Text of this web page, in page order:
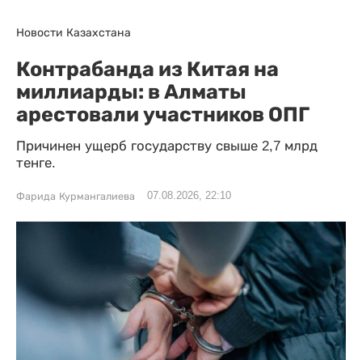
Новости Казахстана
Контрабанда из Китая на
миллиарды: в Алматы
арестовали участников ОПГ
Причинен ущерб государству свыше 2,7 млрд
тенге.
Фарида Курмангалиева 07.08.2026, 22:10